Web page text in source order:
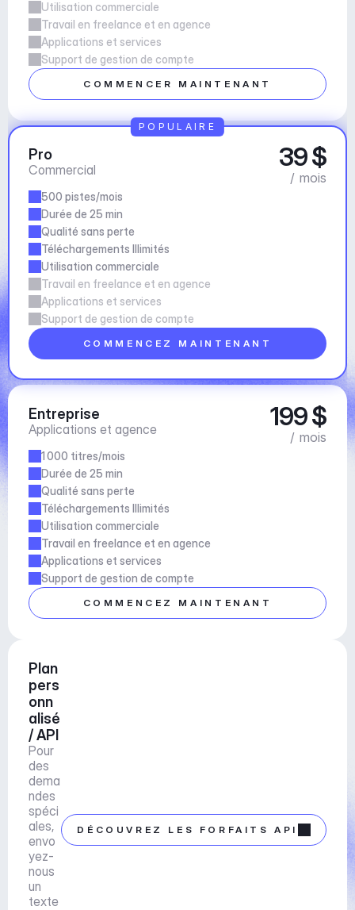
Utilisation commerciale
Travail en freelance et en agence
Applications et services
Support de gestion de compte
COMMENCER MAINTENANT
Pro
Commercial 39 $
/ mois
500 pistes/mois
Durée de 25 min
Qualité sans perte
Téléchargements Illimités
Utilisation commerciale
Travail en freelance et en agence
Applications et services
Support de gestion de compte
COMMENCEZ MAINTENANT
POPULAIRE
Entreprise
Applications et agence 199 $
/ mois
1 000 titres/mois
Durée de 25 min
Qualité sans perte
Téléchargements Illimités
Utilisation commerciale
Travail en freelance et en agence
Applications et services
Support de gestion de compte
COMMENCEZ MAINTENANT
Plan
pers
onn
alisé
/ API
Pour
des
dema
ndes
spéci
ales,
envo
yez-
nous
un
texte
DÉCOUVREZ LES FORFAITS API